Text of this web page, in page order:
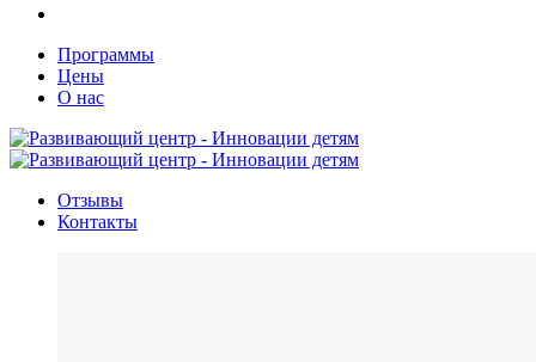
Программы
Цены
О нас
Отзывы
Контакты